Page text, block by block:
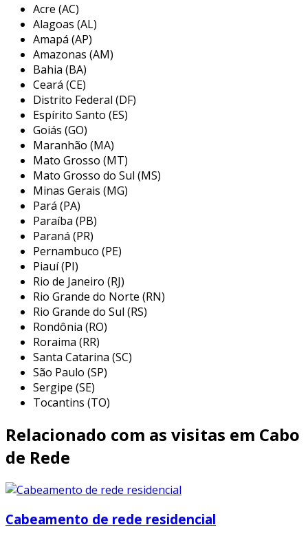
existem diferentes tipos de cabeamento que
podem ser utilizados em uma rede residencial.
cada um possui suas particularidades e
finalidades. entre os principais, destacam-se:
cabo ethernet (cat5e, cat6, cat6a,
cat7): os cabos ethernet são os mais
utilizados para conectar dispositivos a
roteadores e switches. eles oferecem
taxas de transferência que variam
conforme a categoria:
cat5e
: suporta até 1 gbps.
cat6: suporta até 10 gbps em
distâncias curtas.
cat6a
: melhor desempenho em altas
frequências, ideal para longas
distâncias.
cat7: oferece alta proteção contra
interferências.
fibra Óptica: este tipo de cabeamento
utiliza filamentos de vidro para transmitir
dados em alta velocidade. É ideal para
quem busca performance, principalmente
cabo coaxial: geralmente usado para
televisão a cabo, também pode ser
oferece a mesma eficiência que os cabos
Acre (AC)
Alagoas (AL)
Amapá (AP)
Amazonas (AM)
Bahia (BA)
Ceará (CE)
Distrito Federal (DF)
Espírito Santo (ES)
Goiás (GO)
Maranhão (MA)
Mato Grosso (MT)
Mato Grosso do Sul (MS)
Minas Gerais (MG)
Pará (PA)
Paraíba (PB)
Paraná (PR)
Pernambuco (PE)
Piauí (PI)
Rio de Janeiro (RJ)
Rio Grande do Norte (RN)
Rio Grande do Sul (RS)
Rondônia (RO)
Roraima (RR)
Santa Catarina (SC)
São Paulo (SP)
Sergipe (SE)
Tocantins (TO)
Relacionado com as visitas em Cabo
de Rede
Cabeamento de rede residencial